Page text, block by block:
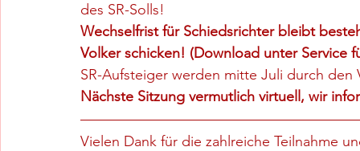
des SR-Solls!
Wechselfrist für Schiedsrichter bleibt
Volker schicken! (Download unter Service
SR-Aufsteiger werden mitte Juli durch
Nächste Sitzung vermutlich virtuell, wir
Vielen Dank für die zahlreiche Teilnahme